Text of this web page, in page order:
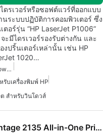
ดรเวอร์หรือซอฟต์แวร์ที่ออกแบบ
ระบบปฏิบัติการคอมพิวเตอร์ ซึ่ง
อร์รุ่น “HP LaserJet P1006”
ะมีไดรเวอร์รองรับต่างกัน และ
งปริ้นเตอร์เหล่านั้น เช่น HP
1020…
ไดรเวอร์เครื่องพิมพ์ HP สำหรับ Windows 7
รับเครื่องพิมพ์ HP
ต สำหรับวินโดวส์
HP DeskJet Ink Advantage 2135 All-in-One Printer drivers